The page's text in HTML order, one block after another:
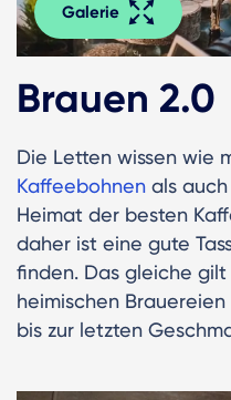
Galerie
Brauen 2.0
Die Letten wissen wie
Kaffeebohnen als auch
Heimat der besten
daher ist eine gute
finden. Das gleiche
heimischen
bis zur letzten